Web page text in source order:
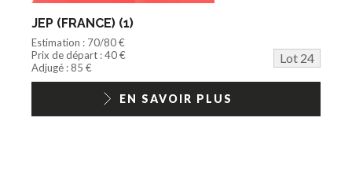
JEP (FRANCE) (1)
Estimation : 70/80 €
Prix de départ : 40 €
Lot 24
Adjugé : 85 €
EN SAVOIR PLUS